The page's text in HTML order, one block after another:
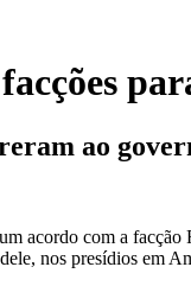
ao
acordo com a
nos presídios em